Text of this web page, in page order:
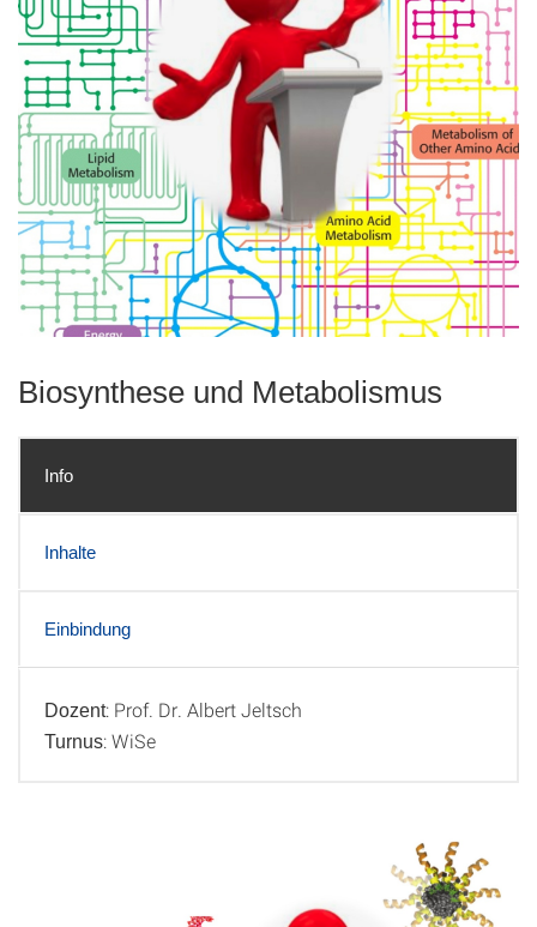
Biosynthese und Metabolismus
Info
Inhalte
Einbindung
Info
Dozent: Prof. Dr. Albert Jeltsch
Turnus: WiSe